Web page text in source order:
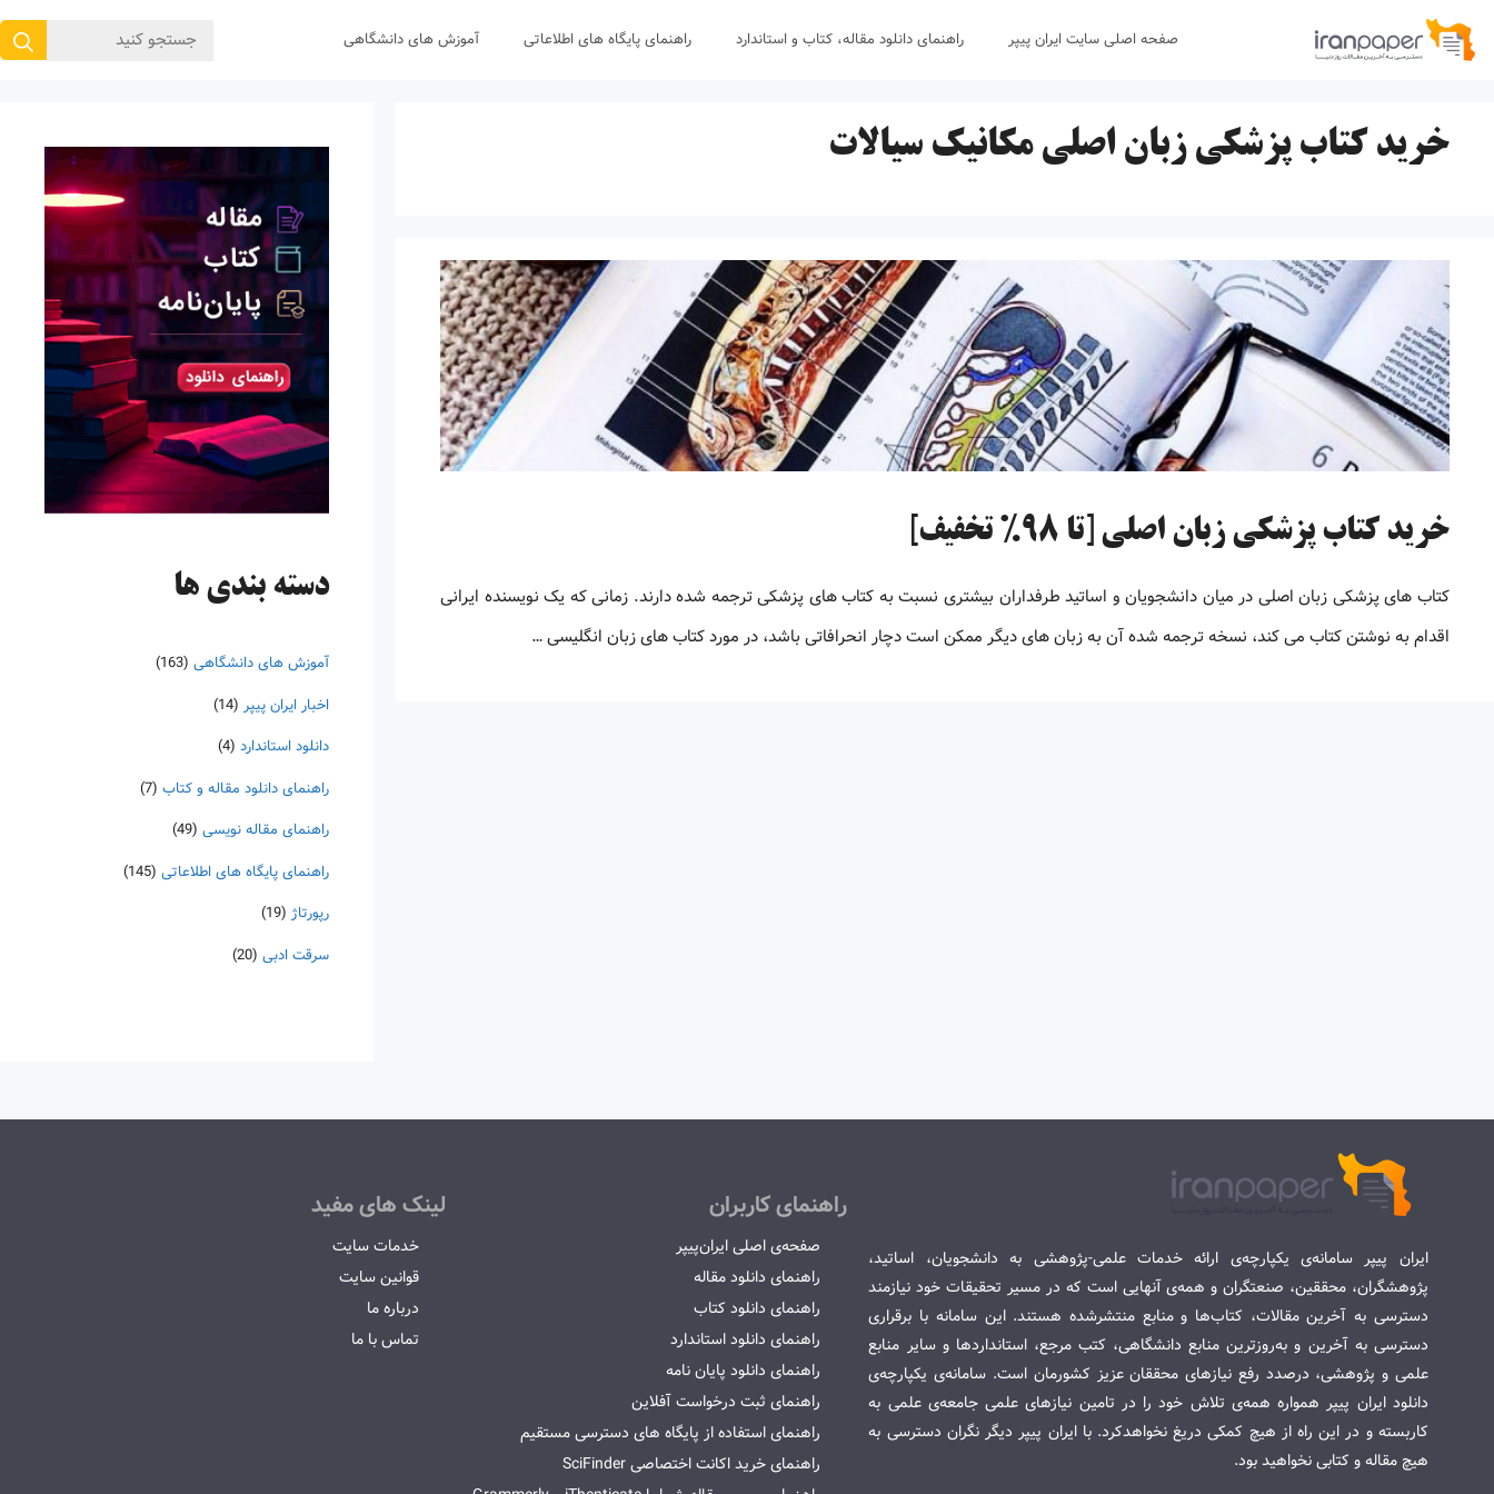
پرش
صفحه اصلی سایت ایران پیپر راهنمای دانلود مقاله، کتاب و استاندارد راهنمای پایگاه های اطلاعاتی آموزش های دانشگاهی
جستجوی
خرید کتاب پزشکی زبان اصلی مکانیک سیالات
خرید کتاب پزشکی زبان اصلی [تا 98% تخفیف]
کتاب های پزشکی زبان اصلی در میان دانشجویان و اساتید طرفداران بیشتری نسبت به کتاب های پزشکی ترجمه شده دارند. زمانی که یک نویسنده ایرانی
اقدام به نوشتن کتاب می کند، نسخه ترجمه شده آن به زبان های دیگر ممکن است دچار انحرافاتی باشد، در مورد کتاب های زبان انگلیسی …
دسته‌ بندی ها
آموزش های دانشگاهی (163)
اخبار ایران پیپر (14)
دانلود استاندارد (4)
راهنمای دانلود مقاله و کتاب (7)
راهنمای مقاله نویسی (49)
راهنمای پایگاه های اطلاعاتی (145)
رپورتاژ (19)
سرقت ادبی (20)
ایران پیپر سامانه‌ی یکپارچه‌ی ارائه خدمات علمی-پژوهشی به دانشجویان، اساتید،
پژوهشگران، محققین، صنعتگران و همه‌ی آنهایی است که در مسیر تحقیقات خود نیازمند
دسترسی به آخرین مقالات، کتاب‌ها و منابع منتشرشده هستند. این سامانه با برقراری
دسترسی به آخرین و به‌روزترین منابع دانشگاهی، کتب مرجع، استانداردها و سایر منابع
علمی و پژوهشی، درصدد رفع نیازهای محققان عزیز کشورمان است. سامانه‌ی یکپارچه‌ی
دانلود ایران پیپر همواره همه‌ی تلاش خود را در تامین نیازهای علمی جامعه‌ی علمی به
کاربسته و در این راه از هیچ کمکی دریغ نخواهدکرد. با ایران پیپر دیگر نگران دسترسی به
هیچ مقاله و کتابی نخواهید بود.
راهنمای کاربران
صفحه‌ی اصلی ایران‌پیپر
راهنمای دانلود مقاله
راهنمای دانلود کتاب
راهنمای دانلود استاندارد
راهنمای دانلود پایان نامه
راهنمای ثبت درخواست آفلاین
راهنمای استفاده از پایگاه های دسترسی مستقیم
راهنمای خرید اکانت اختصاصی SciFinder
لینک های مفید
خدمات سایت
قوانین سایت
درباره ما
تماس با ما